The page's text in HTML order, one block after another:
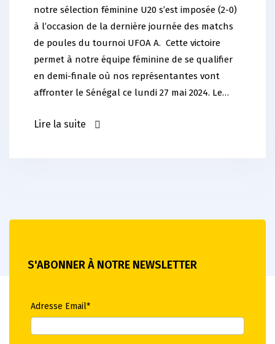
notre sélection féminine U20 s’est imposée (2-0)
à l’occasion de la dernière journée des matchs
de poules du tournoi UFOA A. Cette victoire
permet à notre équipe féminine de se qualifier
en demi-finale où nos représentantes vont
affronter le Sénégal ce lundi 27 mai 2024. Le…
Lire la suite
S'ABONNER À NOTRE NEWSLETTER
Adresse Email*